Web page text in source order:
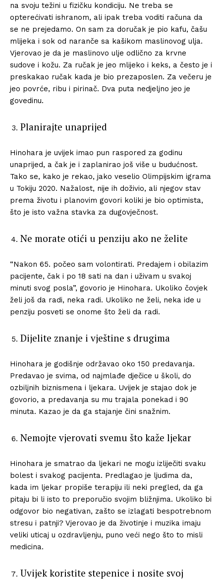
na svoju težini u fizičku kondiciju. Ne treba se
opterećivati ishranom, ali ipak treba voditi računa da
se ne prejedamo. On sam za doručak je pio kafu, čašu
mlijeka i sok od naranče sa kašikom maslinovog ulja.
Vjerovao je da je maslinovo ulje odlično za krvne
sudove i kožu. Za ručak je jeo mlijeko i keks, a često je i
preskakao ručak kada je bio prezaposlen. Za večeru je
jeo povrće, ribu i pirinač. Dva puta nedjeljno jeo je
govedinu.
Planirajte unaprijed
Hinohara je uvijek imao pun raspored za godinu
unaprijed, a čak je i zaplanirao još više u budućnost.
Tako se, kako je rekao, jako veselio Olimpijskim igrama
u Tokiju 2020. Nažalost, nije ih doživio, ali njegov stav
prema životu i planovim govori koliki je bio optimista,
što je isto važna stavka za dugovječnost.
Ne morate otići u penziju ako ne želite
“Nakon 65. počeo sam volontirati. Predajem i obilazim
pacijente, čak i po 18 sati na dan i uživam u svakoj
minuti svog posla”, govorio je Hinohara. Ukoliko čovjek
želi još da radi, neka radi. Ukoliko ne želi, neka ide u
penziju posveti se onome što želi da radi.
Dijelite znanje i vještine s drugima
Hinohara je godišnje održavao oko 150 predavanja.
Predavao je svima, od najmlađe dječice u školi, do
ozbiljnih biznismena i ljekara. Uvijek je stajao dok je
govorio, a predavanja su mu trajala ponekad i 90
minuta. Kazao je da ga stajanje čini snažnim.
Nemojte vjerovati svemu što kaže ljekar
Hinohara je smatrao da ljekari ne mogu izliječiti svaku
bolest i svakog pacijenta. Predlagao je ljudima da,
kada im ljekar propiše terapiju ili neki pregled, da ga
pitaju bi li isto to preporučio svojim bližnjima. Ukoliko bi
odgovor bio negativan, zašto se izlagati bespotrebnom
stresu i patnji? Vjerovao je da životinje i muzika imaju
veliki uticaj u ozdravljenju, puno veći nego što to misli
medicina.
Uvijek koristite stepenice i nosite svoj